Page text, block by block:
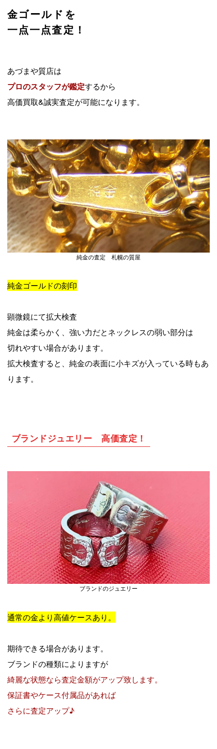
金ゴールドを
一点一点査定！
あづまや質店は
プロのスタッフが鑑定するから
高価買取&誠実査定が可能になります。
純金の査定 札幌の質屋
純金ゴールドの刻印
顕微鏡にて拡大検査
純金は柔らかく、強い力だとネックレスの弱い部分は
切れやすい場合があります。
拡大検査すると、純金の表面に小キズが入っている時もあ
ります。
ブランドジュエリー 高価査定！
ブランドのジュエリー
通常の金より高値ケースあり。
期待できる場合があります。
ブランドの種類によりますが
綺麗な状態なら査定金額がアップ致します。
保証書やケース付属品があれば
さらに査定アップ♪